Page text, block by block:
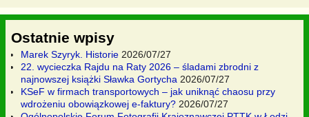
Ostatnie wpisy
Marek Szyryk. Historie 2026/07/27
22. wycieczka Rajdu na Raty 2026 – śladami zbrodni z
najnowszej książki Sławka Gortycha 2026/07/27
KSeF w firmach transportowych – jak uniknąć chaosu przy
wdrożeniu obowiązkowej e-faktury? 2026/07/27